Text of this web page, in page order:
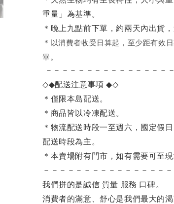
重量」為基準。
＊晚上九點前下單，約兩天內出貨
＊ 以消費者收受日算起，至少距有效
畢。
－－－－－－－－－－－－－－－
◇◆配送注意事項◆◇
＊僅限本島配送。
＊商品皆以冷凍配送。
＊物流配送時段一至週六，國定假
配送時段為主。
＊本賣場附有門市，如有需要可至現
－－－－－－－－－－－－－－－－
我們拼的是誠信 質量 服務 口碑。
消費者的滿意、舒心是我們最大的渴